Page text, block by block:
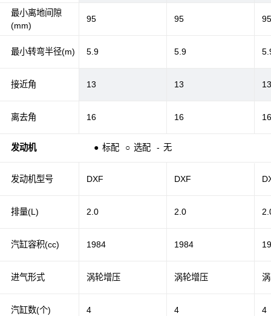
最小离地间隙
(mm)
最小转弯半径(m)
接近角
离去角
发动机 ● 标配 ○ 选配 - 无
发动机型号
排量(L)
汽缸容积(cc)
进气形式
汽缸数(个)
95 95
5.9 5.9
13 13
16 16
DXF DXF
2.0 2.0
1984 1984
涡轮增压 涡轮增压
4 4 4